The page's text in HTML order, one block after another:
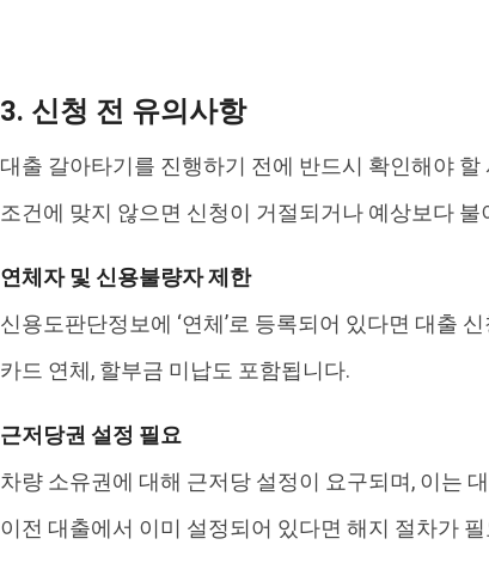
3. 신청 전 유의사항
대출 갈아타기를 진행하기 전에 반드시 확인해야 할
조건에 맞지 않으면 신청이 거절되거나 예상보다
연체자 및 신용불량자 제한
신용도판단정보에 ‘연체’로 등록되어 있다면 대출
카드 연체, 할부금 미납도 포함됩니다.
근저당권 설정 필요
차량 소유권에 대해 근저당 설정이 요구되며, 이는
이전 대출에서 이미 설정되어 있다면 해지 절차가